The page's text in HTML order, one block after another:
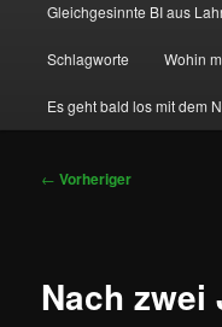
Gleichgesinnte BI aus
Schlagworte Wohin
Es geht bald los mit dem
Beitragsnavigation
← Vorheriger
Nach zwei